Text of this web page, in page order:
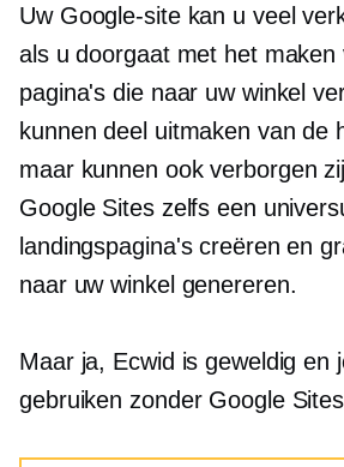
Uw Google-site kan u veel
als u doorgaat met het maken
pagina's die naar uw winkel
kunnen deel uitmaken van de
maar kunnen ook verborgen
Google Sites zelfs een
landingspagina's creëren en
naar uw winkel genereren.
Maar ja, Ecwid is geweldig en
gebruiken zonder Google